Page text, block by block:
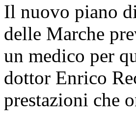
Il nuovo piano
delle Marche
un medico per
dottor Enrico
prestazioni che